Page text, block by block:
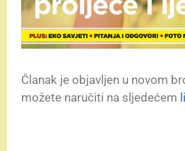
Članak je objavljen u novom
možete naručiti na sljedećem